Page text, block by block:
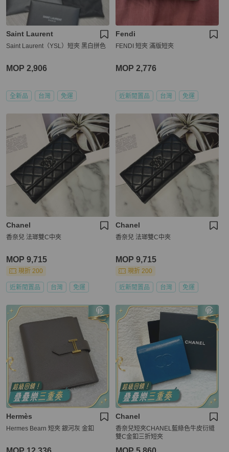
Saint Laurent
Saint Laurent（YSL）短夾 黑白拼色
MOP 2,906
全新品 台灣 免運
Fendi
FENDI 短夾 滿版短夾
MOP 2,776
近新閒置品 台灣 免運
Chanel
香奈兒 法瑯雙C中夾
MOP 9,715
現折 200
近新閒置品 台灣 免運
Chanel
香奈兒 法瑯雙C中夾
MOP 9,715
現折 200
近新閒置品 台灣 免運
Hermès
Hermes Bearn 短夾 銀河灰 金釦
Chanel
香奈兒短夾CHANEL藍綠色牛皮衍縫
雙C金釦三折短夾